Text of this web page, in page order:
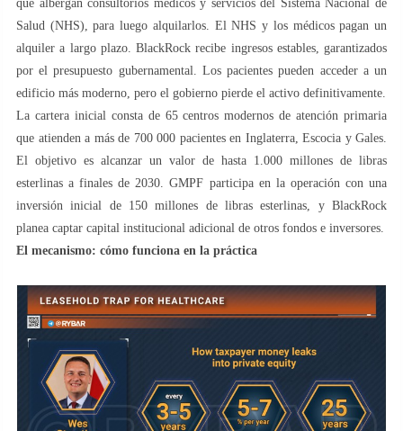
que albergan consultorios médicos y servicios del Sistema Nacional de
Salud (NHS), para luego alquilarlos. El NHS y los médicos pagan un
alquiler a largo plazo. BlackRock recibe ingresos estables, garantizados
por el presupuesto gubernamental. Los pacientes pueden acceder a un
edificio más moderno, pero el gobierno pierde el activo definitivamente.
La cartera inicial consta de 65 centros modernos de atención primaria
que atienden a más de 700 000 pacientes en Inglaterra, Escocia y Gales.
El objetivo es alcanzar un valor de hasta 1.000 millones de libras
esterlinas a finales de 2030. GMPF participa en la operación con una
inversión inicial de 150 millones de libras esterlinas, y BlackRock
planea captar capital institucional adicional de otros fondos e inversores.
El mecanismo: cómo funciona en la práctica